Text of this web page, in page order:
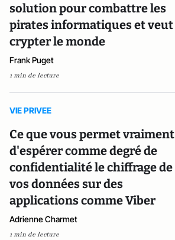
solution pour combattre les
pirates informatiques et veut
crypter le monde
Frank Puget
1 min de lecture
VIE PRIVEE
Ce que vous permet vraiment
d'espérer comme degré de
confidentialité le chiffrage de
vos données sur des
applications comme Viber
Adrienne Charmet
1 min de lecture